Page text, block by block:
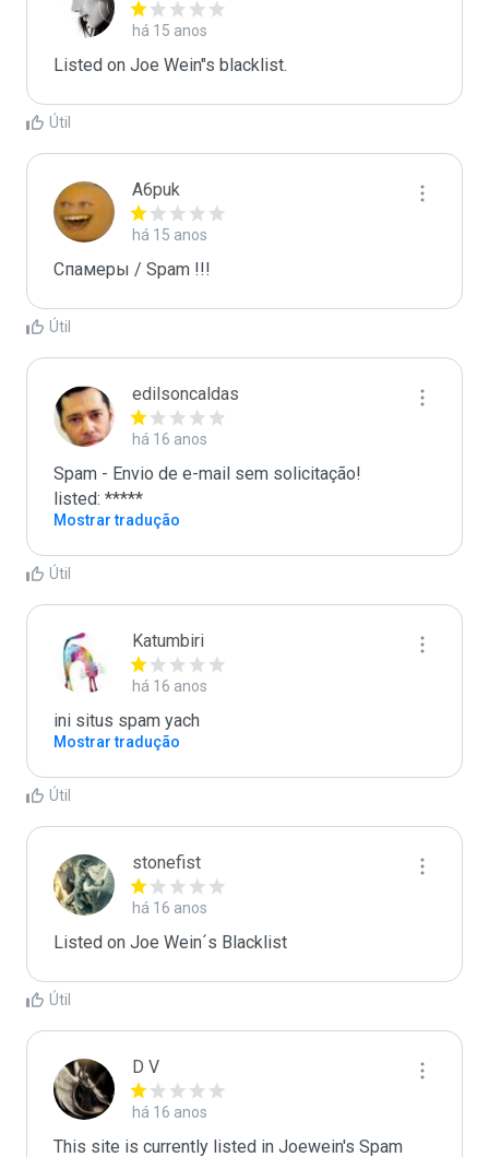
há 15 anos
Listed on Joe Wein"s blacklist.
Útil
A6puk
há 15 anos
Спамеры / Spam !!!
Útil
edilsoncaldas
há 16 anos
Spam - Envio de e-mail sem solicitação!
listed: *****
Mostrar tradução
Útil
Katumbiri
há 16 anos
ini situs spam yach
Mostrar tradução
Útil
stonefist
há 16 anos
Listed on Joe Wein´s Blacklist
Útil
D V
há 16 anos
This site is currently listed in Joewein's Spam